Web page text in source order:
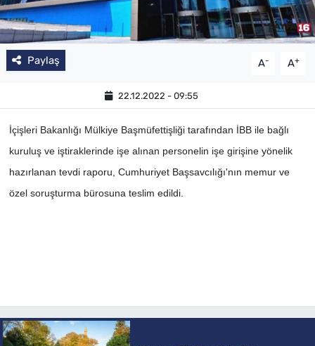
Paylaş A- A+
22.12.2022 - 09:55
İçişleri Bakanlığı Mülkiye Başmüfettişliği tarafından İBB ile bağlı
kuruluş ve iştiraklerinde işe alınan personelin işe girişine yönelik
hazırlanan tevdi raporu, Cumhuriyet Başsavcılığı'nın memur ve
özel soruşturma bürosuna teslim edildi.